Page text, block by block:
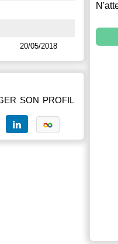
20/05/2018
son profil